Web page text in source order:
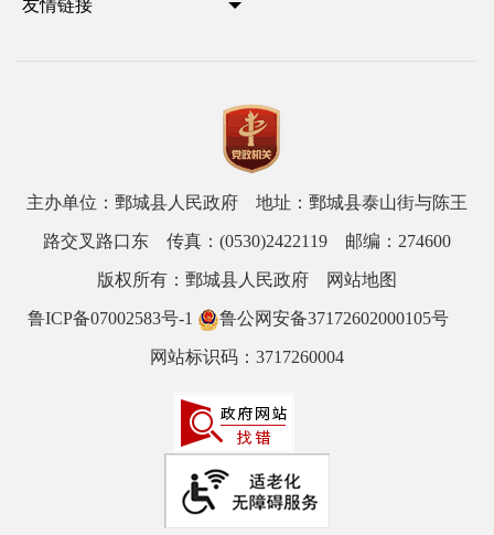
友情链接
主办单位：鄄城县人民政府 地址：鄄城县泰山街与陈王
路交叉路口东 传真：(0530)2422119 邮编：274600
版权所有：鄄城县人民政府 网站地图
鲁ICP备07002583号-1 鲁公网安备37172602000105号
网站标识码：3717260004